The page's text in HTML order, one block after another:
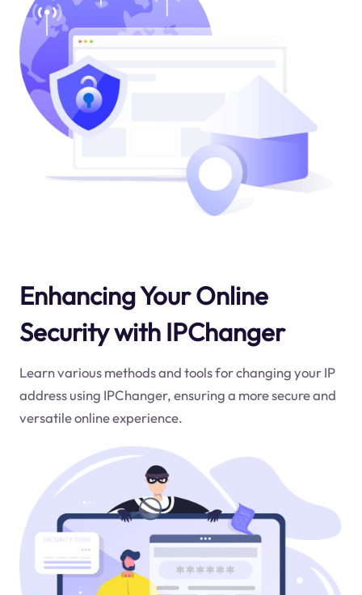
Enhancing Your Online
Security with IPChanger
Learn various methods and tools for changing your IP
address using IPChanger, ensuring a more secure and
versatile online experience.